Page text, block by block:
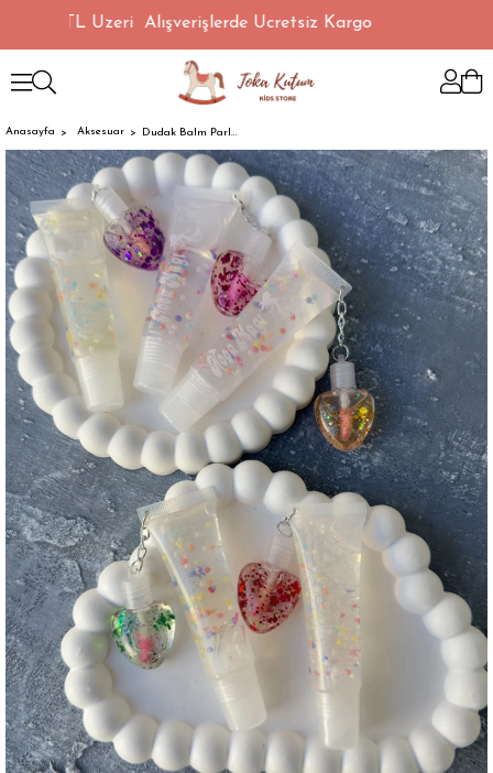
1500 TL Üzeri Alışverişlerde Ücretsiz Kargo
Anasayfa Aksesuar Dudak Balm Parlatıcı